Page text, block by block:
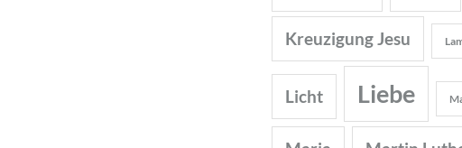
Kreuzigung Jesu
Licht Liebe